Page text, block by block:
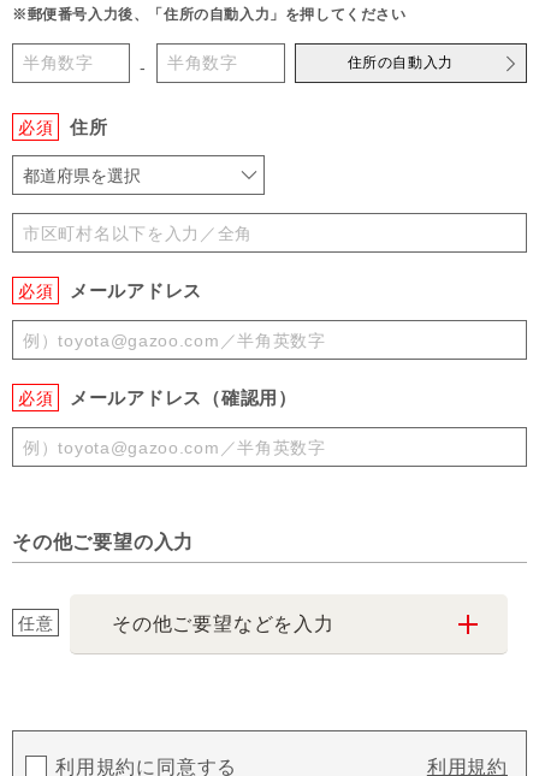
※郵便番号入力後、「住所の自動入力」を押してください
- 住所の自動入力
必須 住所
都道府県を選択
必須 メールアドレス
必須 メールアドレス（確認用）
その他ご要望の入力
任意 その他ご要望などを入力
利用規約に同意する 利用規約